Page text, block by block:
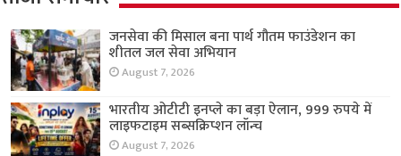
जनसेवा की मिसाल बना पार्थ गौतम फाउंडेशन का
शीतल जल सेवा अभियान
August 7, 2026
भारतीय ओटीटी इनप्ले का बड़ा ऐलान, 999 रुपये में
लाइफटाइम सब्सक्रिप्शन लॉन्च
August 7, 2026